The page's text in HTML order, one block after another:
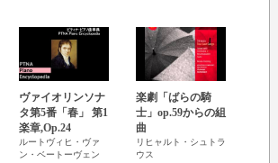
ヴァイオリンソナ
タ第5番「春」 第1
楽章,Op.24
ルートヴィヒ・ヴァ
ン・ベートーヴェン
楽劇「ばらの騎
士」op.59からの組
曲
リヒャルト・シュトラ
ウス